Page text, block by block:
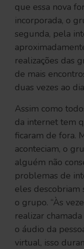
que essa nova
incorporada, o
segunda, pela
realizações das
de mais
duas vezes ao
Assim como
da internet tem
ficaram de fora.
aconteciam, o
alguém não
problemas de
eles
o grupo. “Às
realizar
o áudio da
virtual, isso